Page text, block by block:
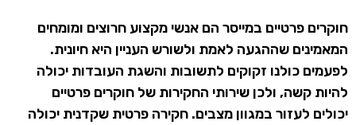
חוקרים פרטיים במייסר הם אנשי מקצוע חרוצים ומומחים
המאמינים שההגעה לאמת ולשורש העניין היא חיונית.
לפעמים כולנו זקוקים לתשובות והשגת העובדות יכולה
להיות קשה, ולכן שירותי החקירות של חוקרים פרטיים
יכולים לעזור במגוון מצבים. חקירה פרטית שקדנית יכולה